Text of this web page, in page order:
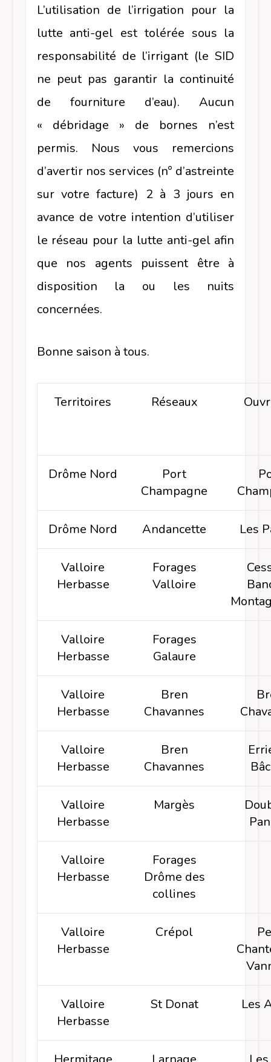
L’utilisation de l’irrigation pour la
lutte anti-gel est tolérée sous la
responsabilité de l’irrigant (le SID
ne peut pas garantir la continuité
de fourniture d’eau). Aucun
« débridage » de bornes n’est
permis. Nous vous remercions
d’avertir nos services (n° d’astreinte
sur votre facture) 2 à 3 jours en
avance de votre intention d’utiliser
le réseau pour la lutte anti-gel afin
que nos agents puissent être à
disposition la ou les nuits
concernées.
Bonne saison à tous.
Territoires Réseaux
Drôme Nord
Port
Champagne
Drôme Nord Andancette Les
Valloire
Herbasse
Forages
Valloire
Valloire
Herbasse
Forages
Galaure
Valloire
Herbasse
Bren
Chavannes
Valloire
Herbasse
Bren
Chavannes
Valloire
Herbasse
Margès
Valloire
Herbasse
Forages
Drôme des
collines
Valloire
Herbasse
Crépol
Valloire
Herbasse
St Donat Les